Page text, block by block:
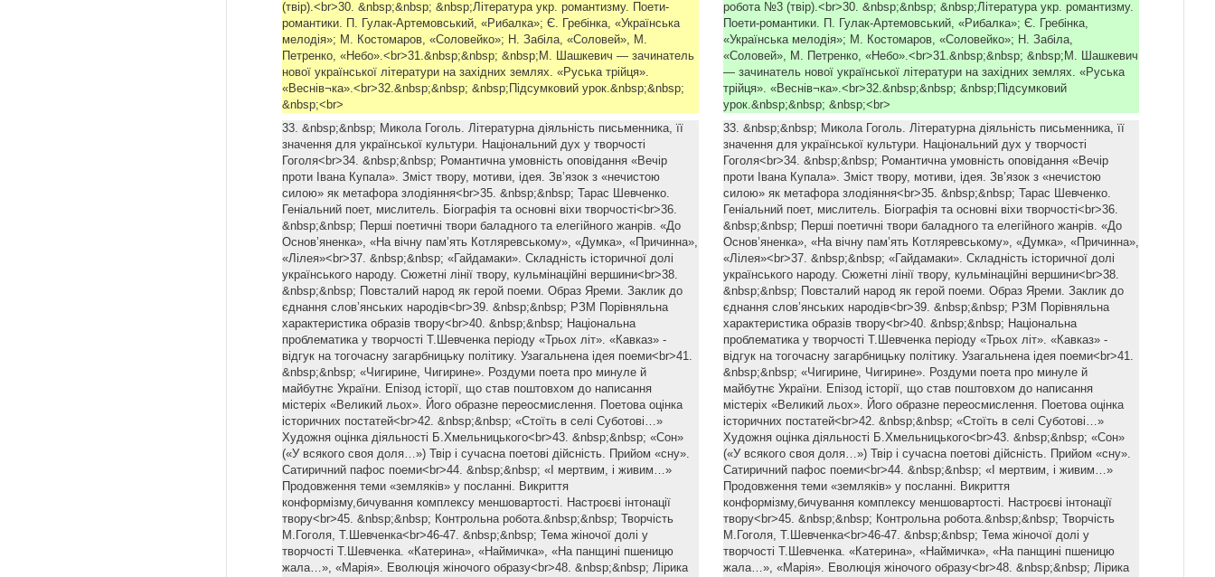
(твір).<br>30. &nbsp;&nbsp; &nbsp;Література укр. романтизму. Поети-
романтики. П. Гулак-Артемовський, «Рибалка»; Є. Гребінка, «Українська
мелодія»; М. Костомаров, «Соловейко»; Н. Забіла, «Соловей», М.
Петренко, «Небо».<br>31.&nbsp;&nbsp; &nbsp;М. Шашкевич — зачинатель
нової української літератури на західних землях. «Руська трійця».
«Веснів¬ка».<br>32.&nbsp;&nbsp; &nbsp;Підсумковий урок.&nbsp;&nbsp;
&nbsp;<br>
робота №3 (твір).<br>30. &nbsp;&nbsp; &nbsp;Література укр. романтизму.
Поети-романтики. П. Гулак-Артемовський, «Рибалка»; Є. Гребінка,
«Українська мелодія»; М. Костомаров, «Соловейко»; Н. Забіла,
«Соловей», М. Петренко, «Небо».<br>31.&nbsp;&nbsp; &nbsp;М. Шашкевич
— зачинатель нової української літератури на західних землях. «Руська
трійця». «Веснів¬ка».<br>32.&nbsp;&nbsp; &nbsp;Підсумковий
урок.&nbsp;&nbsp; &nbsp;<br>
33. &nbsp;&nbsp; Микола Гоголь. Літературна діяльність письменника, її
значення для української культури. Національний дух у творчості
Гоголя<br>34. &nbsp;&nbsp; Романтична умовність оповідання «Вечір
проти Івана Купала». Зміст твору, мотиви, ідея. Зв’язок з «нечистою
силою» як метафора злодіяння<br>35. &nbsp;&nbsp; Тарас Шевченко.
Геніальний поет, мислитель. Біографія та основні віхи творчості<br>36.
&nbsp;&nbsp; Перші поетичні твори баладного та елегійного жанрів. «До
Основ’яненка», «На вічну пам’ять Котляревському», «Думка», «Причинна»,
«Лілея»<br>37. &nbsp;&nbsp; «Гайдамаки». Складність історичної долі
українського народу. Сюжетні лінії твору, кульмінаційні вершини<br>38.
&nbsp;&nbsp; Повсталий народ як герой поеми. Образ Яреми. Заклик до
єднання слов’янських народів<br>39. &nbsp;&nbsp; РЗМ Порівняльна
характеристика образів твору<br>40. &nbsp;&nbsp; Національна
проблематика у творчості Т.Шевченка періоду «Трьох літ». «Кавказ» -
відгук на тогочасну загарбницьку політику. Узагальнена ідея поеми<br>41.
&nbsp;&nbsp; «Чигирине, Чигирине». Роздуми поета про минуле й
майбутнє України. Епізод історії, що став поштовхом до написання
містеріх «Великий льох». Його образне переосмислення. Поетова оцінка
історичних постатей<br>42. &nbsp;&nbsp; «Стоїть в селі Суботові…»
Художня оцінка діяльності Б.Хмельницького<br>43. &nbsp;&nbsp; «Сон»
(«У всякого своя доля…») Твір і сучасна поетові дійсність. Прийом «сну».
Сатиричний пафос поеми<br>44. &nbsp;&nbsp; «І мертвим, і живим…»
Продовження теми «земляків» у посланні. Викриття
конформізму,бичування комплексу меншовартості. Настроєві інтонації
твору<br>45. &nbsp;&nbsp; Контрольна робота.&nbsp;&nbsp; Творчість
М.Гоголя, Т.Шевченка<br>46-47. &nbsp;&nbsp; Тема жіночої долі у
творчості Т.Шевченка. «Катерина», «Наймичка», «На панщині пшеницю
жала…», «Марія». Еволюція жіночого образу<br>48. &nbsp;&nbsp; Лірика
33. &nbsp;&nbsp; Микола Гоголь. Літературна діяльність письменника, її
значення для української культури. Національний дух у творчості
Гоголя<br>34. &nbsp;&nbsp; Романтична умовність оповідання «Вечір
проти Івана Купала». Зміст твору, мотиви, ідея. Зв’язок з «нечистою
силою» як метафора злодіяння<br>35. &nbsp;&nbsp; Тарас Шевченко.
Геніальний поет, мислитель. Біографія та основні віхи творчості<br>36.
&nbsp;&nbsp; Перші поетичні твори баладного та елегійного жанрів. «До
Основ’яненка», «На вічну пам’ять Котляревському», «Думка», «Причинна»,
«Лілея»<br>37. &nbsp;&nbsp; «Гайдамаки». Складність історичної долі
українського народу. Сюжетні лінії твору, кульмінаційні вершини<br>38.
&nbsp;&nbsp; Повсталий народ як герой поеми. Образ Яреми. Заклик до
єднання слов’янських народів<br>39. &nbsp;&nbsp; РЗМ Порівняльна
характеристика образів твору<br>40. &nbsp;&nbsp; Національна
проблематика у творчості Т.Шевченка періоду «Трьох літ». «Кавказ» -
відгук на тогочасну загарбницьку політику. Узагальнена ідея поеми<br>41.
&nbsp;&nbsp; «Чигирине, Чигирине». Роздуми поета про минуле й
майбутнє України. Епізод історії, що став поштовхом до написання
містеріх «Великий льох». Його образне переосмислення. Поетова оцінка
історичних постатей<br>42. &nbsp;&nbsp; «Стоїть в селі Суботові…»
Художня оцінка діяльності Б.Хмельницького<br>43. &nbsp;&nbsp; «Сон»
(«У всякого своя доля…») Твір і сучасна поетові дійсність. Прийом «сну».
Сатиричний пафос поеми<br>44. &nbsp;&nbsp; «І мертвим, і живим…»
Продовження теми «земляків» у посланні. Викриття
конформізму,бичування комплексу меншовартості. Настроєві інтонації
твору<br>45. &nbsp;&nbsp; Контрольна робота.&nbsp;&nbsp; Творчість
М.Гоголя, Т.Шевченка<br>46-47. &nbsp;&nbsp; Тема жіночої долі у
творчості Т.Шевченка. «Катерина», «Наймичка», «На панщині пшеницю
жала…», «Марія». Еволюція жіночого образу<br>48. &nbsp;&nbsp; Лірика